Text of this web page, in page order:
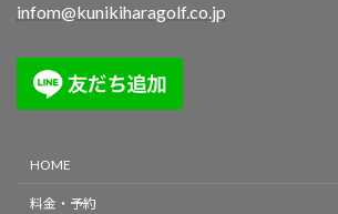
infom@kunikiharagolf.co.jp
HOME
料金・予約